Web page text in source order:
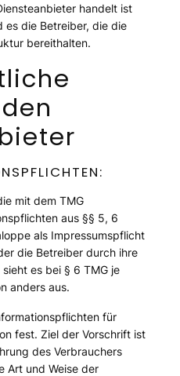
handelt ist
es die Betreiber, die die
bereithalten.
mit dem TMG
aus §§ 5, 6
als Impressumspflicht
die Betreiber durch ihre
es bei § 6 TMG je
anders aus.
für
fest. Ziel der Vorschrift ist
des Verbrauchers
Art und Weise der